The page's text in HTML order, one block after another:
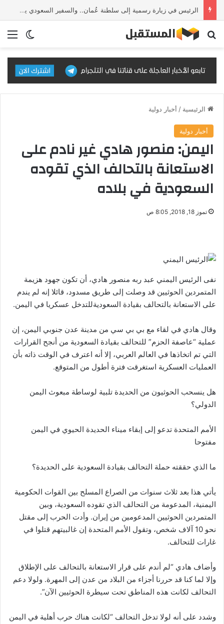
الرئيس في زيارة رسمية إلى سلطنة عُمان.. والسفير السعودي يستقبل وفد IMF
الوضع بحث عن
الرئيسية / أخبار دولية
أخبار دولية
اليمن: منصور هادي غير نادم على
الاستعانة بالتحالف الذي تقوده
السعودية في بلاده
تموز 18, 2018, 8:05 ص
نفى الرئيس اليمني عبد ربه منصور هادي، أن تكون جهود هزيمة
المتمردين الحوثيين قد وصلت إلى طريق مسدود، قائلا إنه لم يندم
على الاستعانة بالتحالف بقيادة السعوديةللتدخل عسكريا في اليمن.
وقال هادي في لقاء مع بي بي سي من مدينة عدن جنوبي اليمن، إن
عملية “عاصفة الحزم” للتحالف بقيادة السعودية من أنجح القرارات
التي تم اتخاذها في العالم العربي، إلا أنه اعترف في الوقت ذاته بأن
العمليات العسكرية استغرقت فترة أطول من المتوقع.
هل ينسحب الحوثيون من الحديدة تلبية لوساطة مبعوث اليمن
الدولي؟
الأمم المتحدة تدعو إلى إبقاء ميناء الحديدة الحيوي في اليمن
مفتوحا
ما الذي حققته حملة التحالف بقيادة السعودية على الحديدة؟
يأتي هذا بعد ثلاث سنوات من الصراع المسلح بين القوات الحكومية
اليمنية، المدعومة من التحالف الذي تقوده السعودية، وبين
المتمردين الحوثيين المدعومين من إيران. وأدت الحرب إلى مقتل
نحو 10 آلاف شخص، وتقول الأمم المتحدة إن غالبيتهم قتلوا في
غارات للتحالف.
وأضاف هادي “لم أندم على قرار الاستعانة بالتحالف على الإطلاق
وإلا لما كنا قد حررنا أجزاء من البلاد من عدن إلى المهرة. ولولا دعم
التحالف لكانت هذه المناطق تحت سيطرة الحوثيين الآن”.
وشدد على أنه لولا تدخل التحالف “لكانت هناك حرب أهلية في اليمن